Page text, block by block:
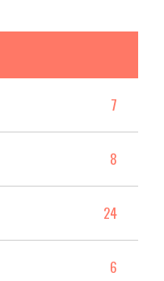
7
8
24
6